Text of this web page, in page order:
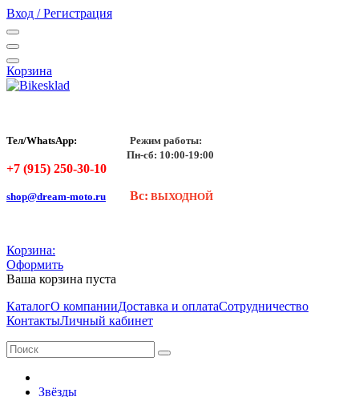
Вход / Регистрация
Корзина
Тел/WhatsApp:
Режим работы:
Пн-сб: 10:00-19:00
+7 (915) 250-30-10
shop@dream-moto.ru Вс: ВЫХОДНОЙ
Корзина:
Оформить
Ваша корзина пуста
КаталогО компанииДоставка и оплатаСотрудничество
КонтактыЛичный кабинет
Звёзды